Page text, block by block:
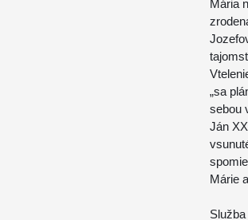
Mária
„sa
sebou
Ján
Márie